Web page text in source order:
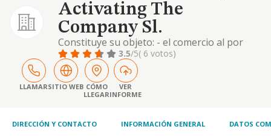
Activating The
Company Sl.
Constituye su objeto: - el comercio al por
menor de semillas, abonos, flores, plantas y
pequeños animales. - reformas de
albañilería e instalaciones eléctricas en
general. - instalaciones de frío y calor. -
intermediación inmobiliaria. - gestión y
quedan excl
3.5/5( 6 votos)
LLAMARSITIO WEB CÓMO
LLEGAR
VER
INFORME
DIRECCIÓN Y CONTACTO INFORMACIÓN GENERAL DATOS